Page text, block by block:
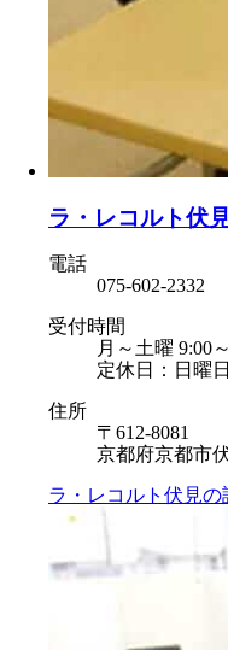
ラ・レコルト伏
電話
075-602-2332
受付時間
月～土曜 9:00
定休日：日曜日
住所
〒612-8081
京都府京都市
ラ・レコルト伏見の